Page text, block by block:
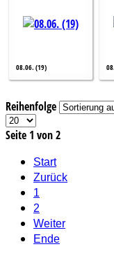
08.06. (19)
Reihenfolge
Seite 1 von 2
Start
Zurück
1
2
Weiter
Ende